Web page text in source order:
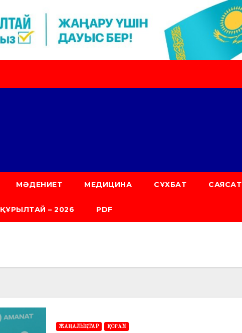
МӘДЕНИЕТ МЕДИЦИНА СҰХБАТ САЯСАТ
ҚҰРЫЛТАЙ – 2026 PDF
ЖАҢАЛЫҚТАР ҚОҒАМ